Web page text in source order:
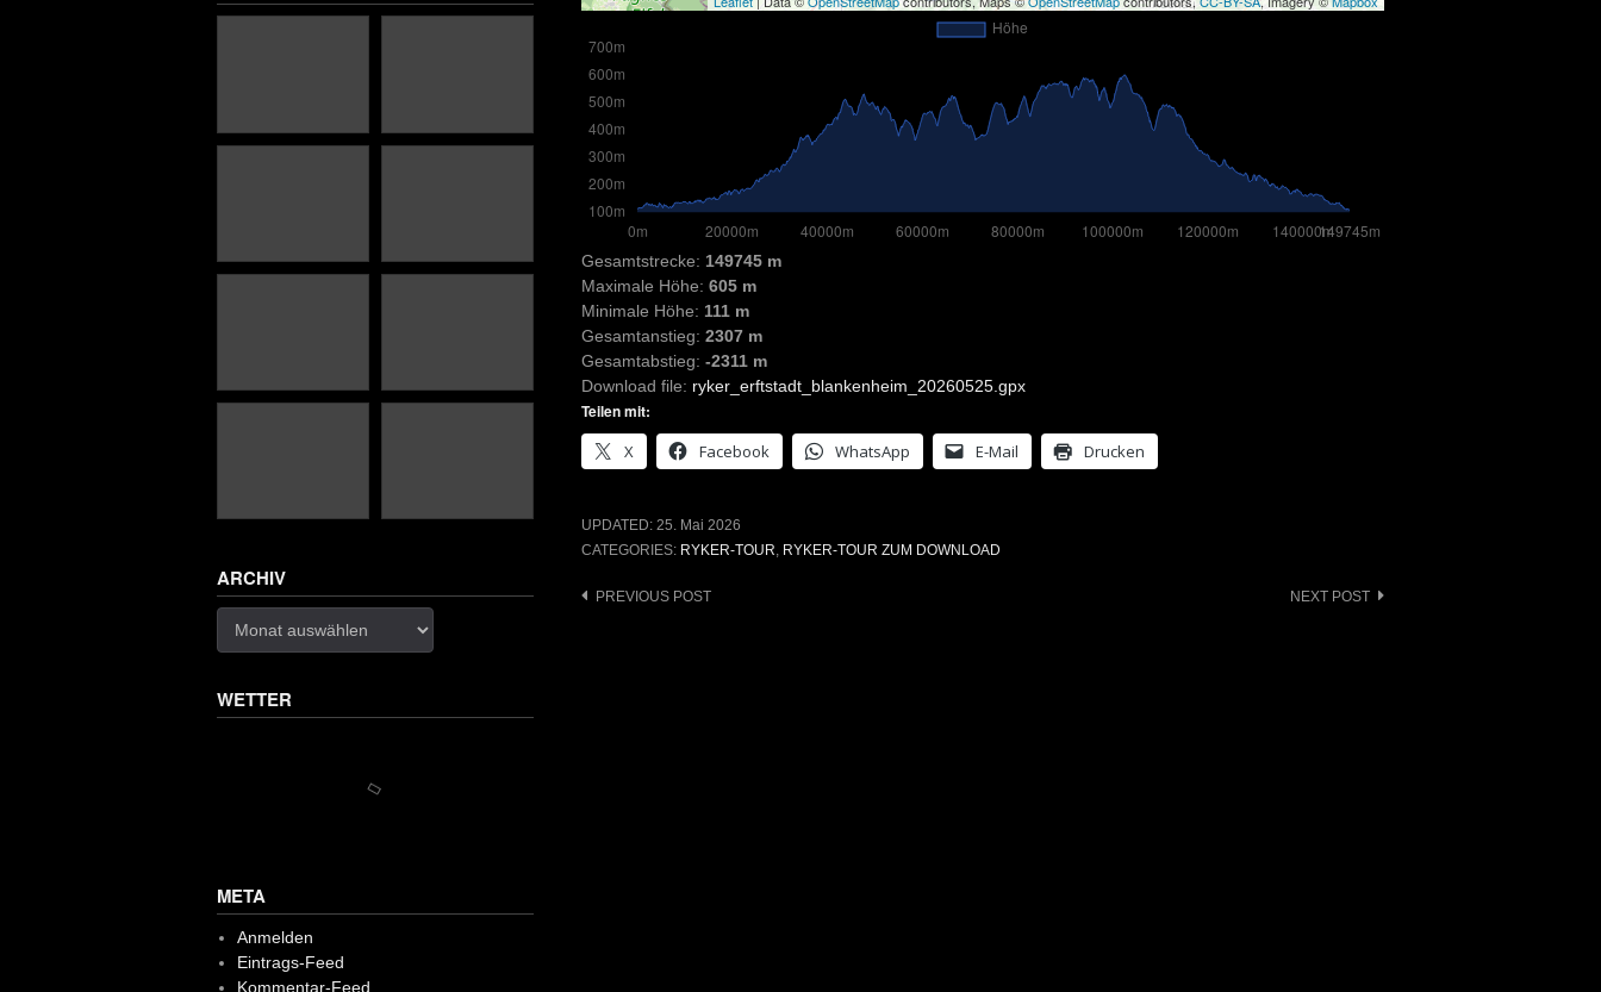
Gesamtstrecke: 149745 m
Maximale Höhe: 605 m
Minimale Höhe: 111 m
Gesamtanstieg: 2307 m
Gesamtabstieg: -2311 m
Download file: ryker_erftstadt_blankenheim_20260525.gpx
Teilen mit:
X
Facebook WhatsApp E-Mail Drucken
UPDATED: 25. Mai 2026
CATEGORIES: RYKER-TOUR, RYKER-TOUR ZUM DOWNLOAD
Post
PREVIOUS POST NEXT POST
ARCHIV
WETTER
META
Anmelden
Eintrags-Feed
Kommentar-Feed